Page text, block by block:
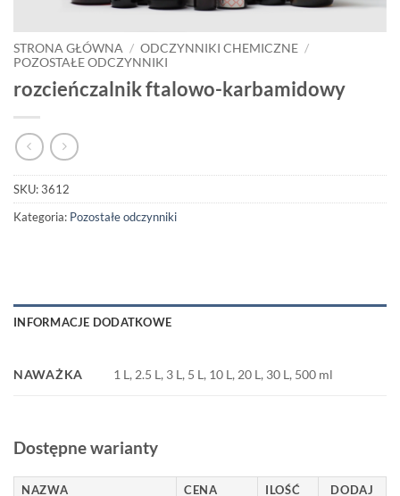
STRONA GŁÓWNA / ODCZYNNIKI CHEMICZNE /
POZOSTAŁE ODCZYNNIKI
rozcieńczalnik ftalowo-karbamidowy
SKU:3612
Kategoria: Pozostałe odczynniki
INFORMACJE DODATKOWE
NAWAŻKA 1 L, 2.5 L, 3 L, 5 L, 10 L, 20 L, 30 L, 500 ml
Dostępne warianty
NAZWA CENA ILOŚĆ DODAJ